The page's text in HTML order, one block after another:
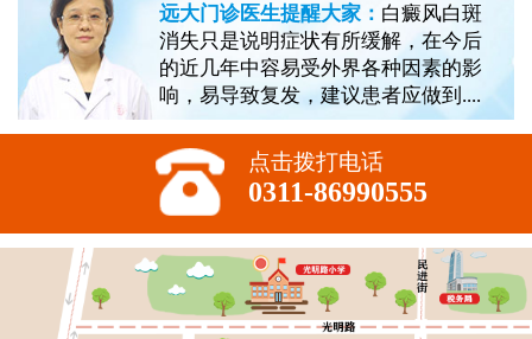
远大门诊医生提醒大家： 白癜风白斑
消失只是说明症状有所缓解，在今后
的近几年中容易受外界各种因素的影
响，易导致复发，建议患者应做到....
点击拨打电话
0311-86990555